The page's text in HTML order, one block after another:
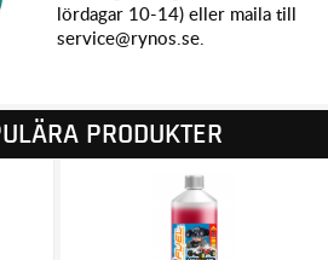
lördagar 10-14) eller maila till
service@rynos.se.
PRODUKTER